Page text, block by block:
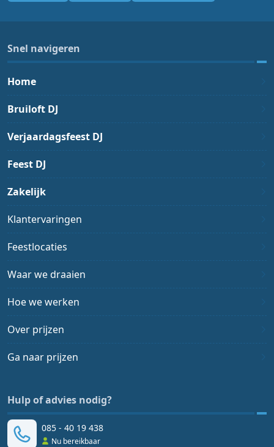
Snel navigeren
Home
Bruiloft DJ
Verjaardagsfeest DJ
Feest DJ
Zakelijk
Klantervaringen
Feestlocaties
Waar we draaien
Hoe we werken
Over prijzen
Ga naar prijzen
Hulp of advies nodig?
085 - 40 19 438
Nu bereikbaar